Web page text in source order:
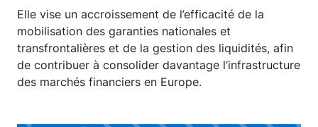
Elle vise un accroissement de l’efficacité de la
mobilisation des garanties nationales et
transfrontalières et de la gestion des liquidités, afin
de contribuer à consolider davantage l’infrastructure
des marchés financiers en Europe.